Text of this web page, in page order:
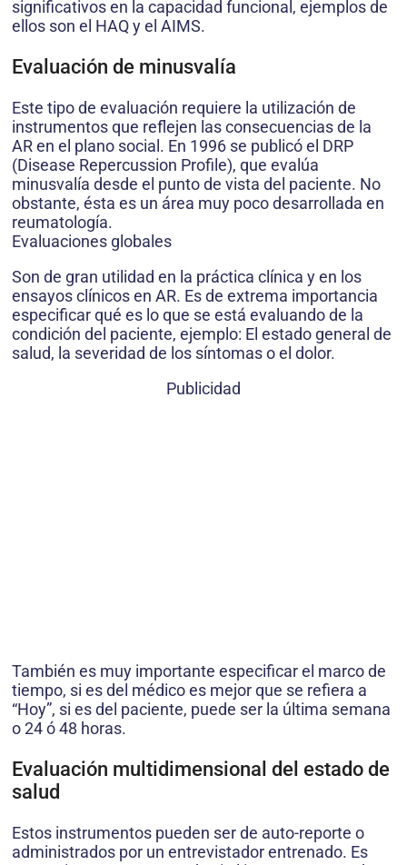
significativos en la capacidad funcional, ejemplos de
ellos son el HAQ y el AIMS.
Evaluación de minusvalía
Este tipo de evaluación requiere la utilización de
instrumentos que reflejen las consecuencias de la
AR en el plano social. En 1996 se publicó el DRP
(Disease Repercussion Profile), que evalúa
minusvalía desde el punto de vista del paciente. No
obstante, ésta es un área muy poco desarrollada en
reumatología.
Evaluaciones globales
Son de gran utilidad en la práctica clínica y en los
ensayos clínicos en AR. Es de extrema importancia
especificar qué es lo que se está evaluando de la
condición del paciente, ejemplo: El estado general de
salud, la severidad de los síntomas o el dolor.
Publicidad
También es muy importante especificar el marco de
tiempo, si es del médico es mejor que se refiera a
“Hoy”, si es del paciente, puede ser la última semana
o 24 ó 48 horas.
Evaluación multidimensional del estado de
salud
Estos instrumentos pueden ser de auto-reporte o
administrados por un entrevistador entrenado. Es